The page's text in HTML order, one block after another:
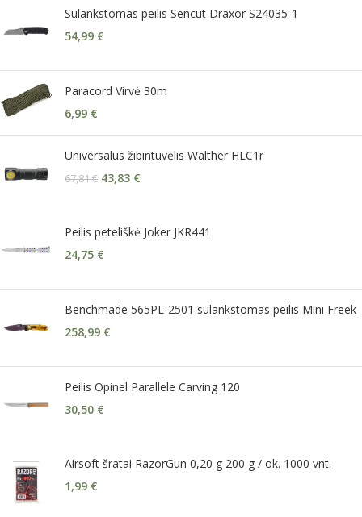
Sulankstomas peilis Sencut Draxor S24035-1
54,99 €
Paracord Virvė 30m
6,99 €
Universalus žibintuvėlis Walther HLC1r
67,81€ 43,83 €
Peilis peteliškė Joker JKR441
24,75 €
Benchmade 565PL-2501 sulankstomas peilis Mini Freek
258,99 €
Peilis Opinel Parallele Carving 120
30,50 €
Airsoft šratai RazorGun 0,20 g 200 g / ok. 1000 vnt.
1,99 €